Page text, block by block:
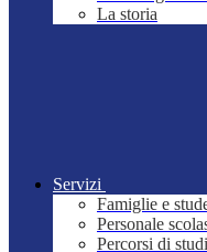
La storia
Servizi
Famiglie e
Personale
Percorsi di studi